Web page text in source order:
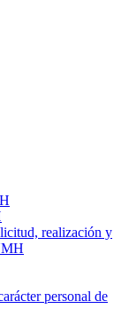
realización y
personal de